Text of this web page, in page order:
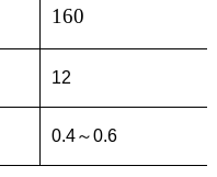
160
12
0.4～0.6